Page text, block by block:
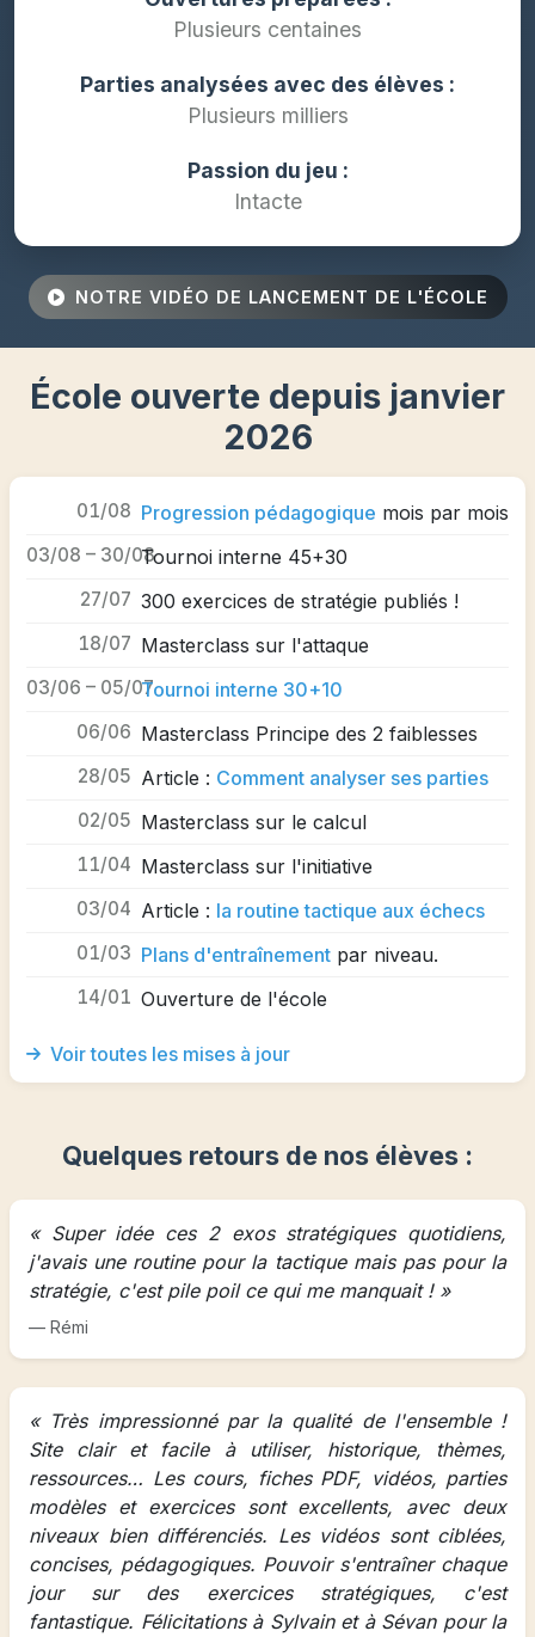
Plusieurs centaines
Parties analysées avec des élèves :
Plusieurs milliers
Passion du jeu :
Intacte
NOTRE VIDÉO DE LANCEMENT DE L'ÉCOLE
École ouverte depuis janvier
2026
01/08 Progression pédagogique mois par mois
03/08 – 30/08Tournoi interne 45+30
27/07 300 exercices de stratégie publiés !
18/07 Masterclass sur l'attaque
03/06 – 05/07Tournoi interne 30+10
06/06 Masterclass Principe des 2 faiblesses
28/05 Article : Comment analyser ses parties
02/05 Masterclass sur le calcul
11/04 Masterclass sur l'initiative
03/04 Article : la routine tactique aux échecs
01/03 Plans d'entraînement par niveau.
14/01 Ouverture de l'école
Voir toutes les mises à jour
Quelques retours de nos élèves :
« Super idée ces 2 exos stratégiques quotidiens,
j'avais une routine pour la tactique mais pas pour la
stratégie, c'est pile poil ce qui me manquait ! »
— Rémi
« Très impressionné par la qualité de l'ensemble !
Site clair et facile à utiliser, historique, thèmes,
ressources… Les cours, fiches PDF, vidéos, parties
modèles et exercices sont excellents, avec deux
niveaux bien différenciés. Les vidéos sont ciblées,
concises, pédagogiques. Pouvoir s'entraîner chaque
jour sur des exercices stratégiques, c'est
fantastique. Félicitations à Sylvain et à Sévan pour la